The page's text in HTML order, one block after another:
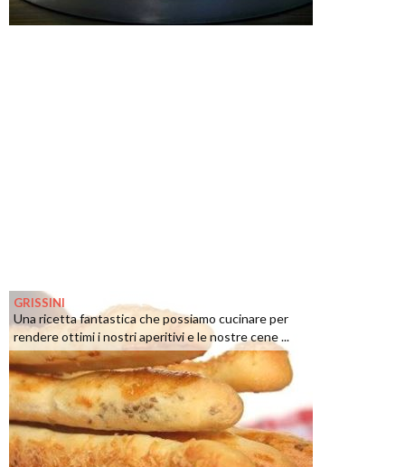
GRISSINI
Una ricetta fantastica che possiamo cucinare per
rendere ottimi i nostri aperitivi e le nostre cene ...